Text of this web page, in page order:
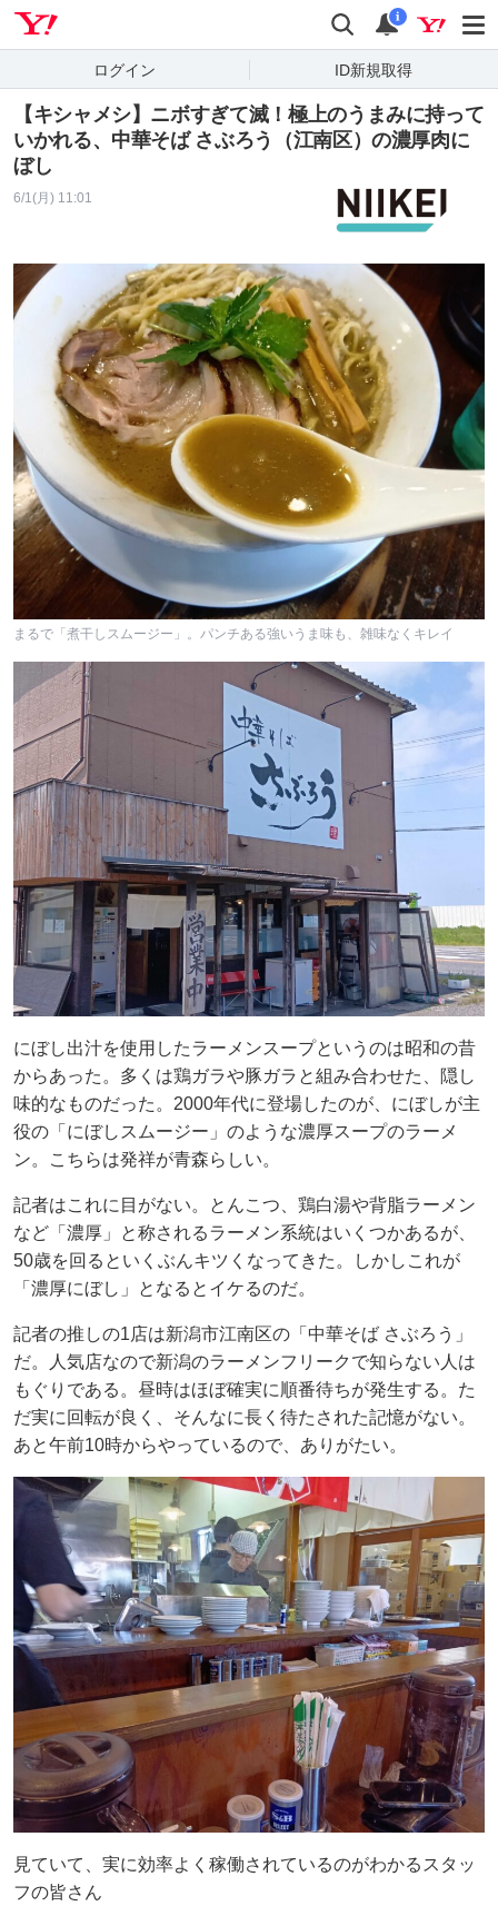
検索 通知
i
ログイン ID新規取得
【キシャメシ】ニボすぎて滅！極上のうまみに持って
いかれる、中華そば さぶろう（江南区）の濃厚肉に
ぼし
6/1(月) 11:01
まるで「煮干しスムージー」。パンチある強いうま味も、雑味なくキレイ
にぼし出汁を使用したラーメンスープというのは昭和の昔
からあった。多くは鶏ガラや豚ガラと組み合わせた、隠し
味的なものだった。2000年代に登場したのが、にぼしが主
役の「にぼしスムージー」のような濃厚スープのラーメ
ン。こちらは発祥が青森らしい。
記者はこれに目がない。とんこつ、鶏白湯や背脂ラーメン
など「濃厚」と称されるラーメン系統はいくつかあるが、
50歳を回るといくぶんキツくなってきた。しかしこれが
「濃厚にぼし」となるとイケるのだ。
記者の推しの1店は新潟市江南区の「中華そば さぶろう」
だ。人気店なので新潟のラーメンフリークで知らない人は
もぐりである。昼時はほぼ確実に順番待ちが発生する。た
だ実に回転が良く、そんなに長く待たされた記憶がない。
あと午前10時からやっているので、ありがたい。
見ていて、実に効率よく稼働されているのがわかるスタッ
フの皆さん